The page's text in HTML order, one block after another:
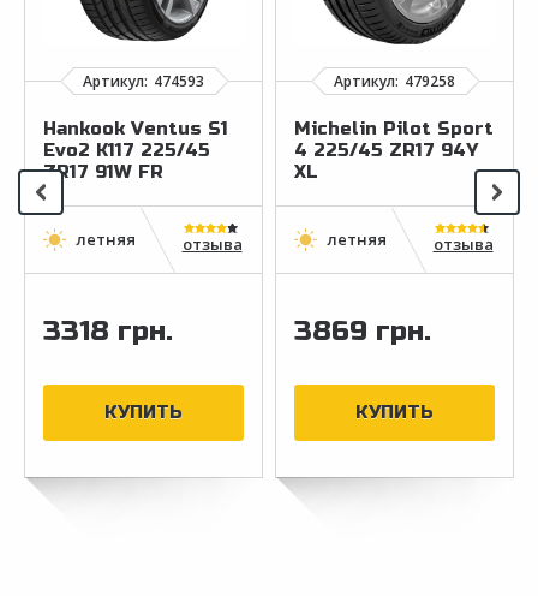
Hankook Ventus S1
Evo2 K117 225/45
ZR17 91W FR
отзыва
3318 грн.
Michelin Pilot Sport
4 225/45 ZR17 94Y
XL
отзыва
3869 грн.